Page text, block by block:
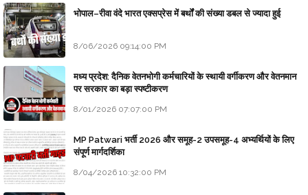
भोपाल–रीवा वंदे भारत एक्सप्रेस में बर्थों की संख्या डबल से ज्यादा हुई
8/06/2026 09:14:00 PM
मध्य प्रदेश: दैनिक वेतनभोगी कर्मचारियों के स्थायी वर्गीकरण और वेतनमान
पर सरकार का बड़ा स्पष्टीकरण
8/01/2026 07:07:00 PM
MP Patwari भर्ती 2026 और समूह-2 उपसमूह-4 अभ्यर्थियों के लिए
संपूर्ण मार्गदर्शिका
8/04/2026 10:32:00 PM